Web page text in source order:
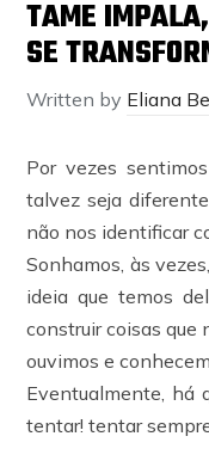
TAME
SE
Written by Eliana
Por vezes
talvez seja
não nos identificar
Sonhamos, às
ideia que temos
construir coisas que
ouvimos e
Eventualmente, há
tentar! tentar